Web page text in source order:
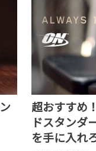
超おすすめ
ドスタンダ
を手に入れ